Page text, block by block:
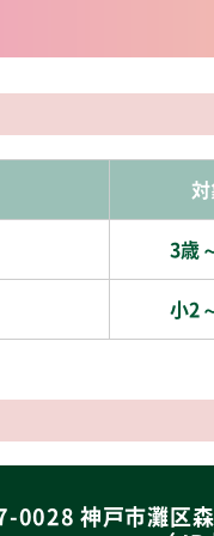
3歳
小2
0028 神戸市灘区